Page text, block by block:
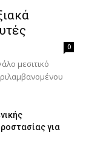
0
μεσιτικό
για